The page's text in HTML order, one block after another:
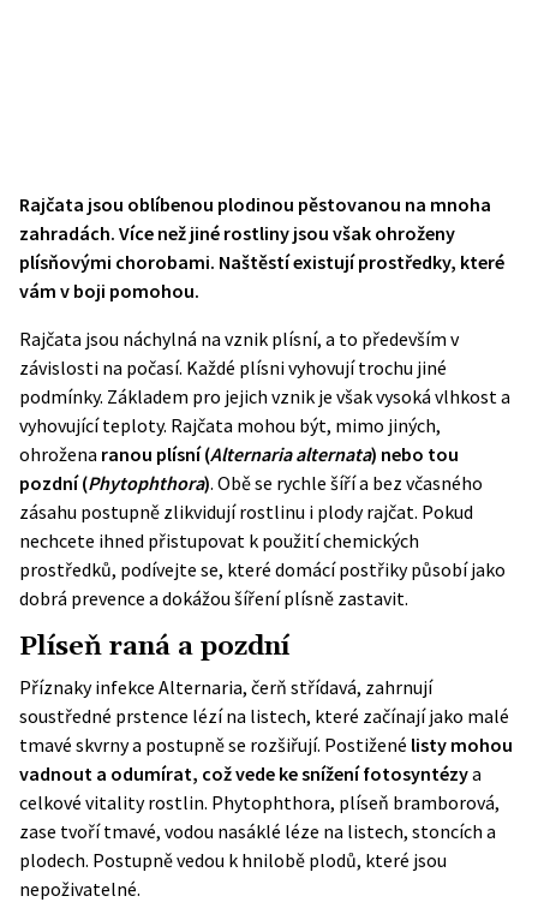
Rajčata jsou oblíbenou plodinou pěstovanou na mnoha
zahradách. Více než jiné rostliny jsou však ohroženy
plísňovými chorobami. Naštěstí existují prostředky, které
vám v boji pomohou.
Rajčata jsou náchylná na vznik plísní, a to především v
závislosti na počasí. Každé plísni vyhovují trochu jiné
podmínky. Základem pro jejich vznik je však vysoká vlhkost a
vyhovující teploty. Rajčata mohou být, mimo jiných,
ohrožena ranou plísní (Alternaria alternata) nebo tou
pozdní (Phytophthora). Obě se rychle šíří a bez včasného
zásahu postupně zlikvidují rostlinu i plody rajčat. Pokud
nechcete ihned přistupovat k použití chemických
prostředků, podívejte se, které domácí postřiky působí jako
dobrá prevence a dokážou šíření plísně zastavit.
Plíseň raná a pozdní
Příznaky infekce Alternaria, čerň střídavá, zahrnují
soustředné prstence lézí na listech, které začínají jako malé
tmavé skvrny a postupně se rozšiřují. Postižené listy mohou
vadnout a odumírat, což vede ke snížení fotosyntézya
celkové vitality rostlin. Phytophthora, plíseň bramborová,
zase tvoří tmavé, vodou nasáklé léze na listech, stoncích a
plodech. Postupně vedou k hnilobě plodů, které jsou
nepoživatelné.